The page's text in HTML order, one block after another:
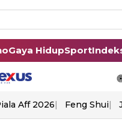
Gaya HidupSport
Aff 2026 Feng Shui